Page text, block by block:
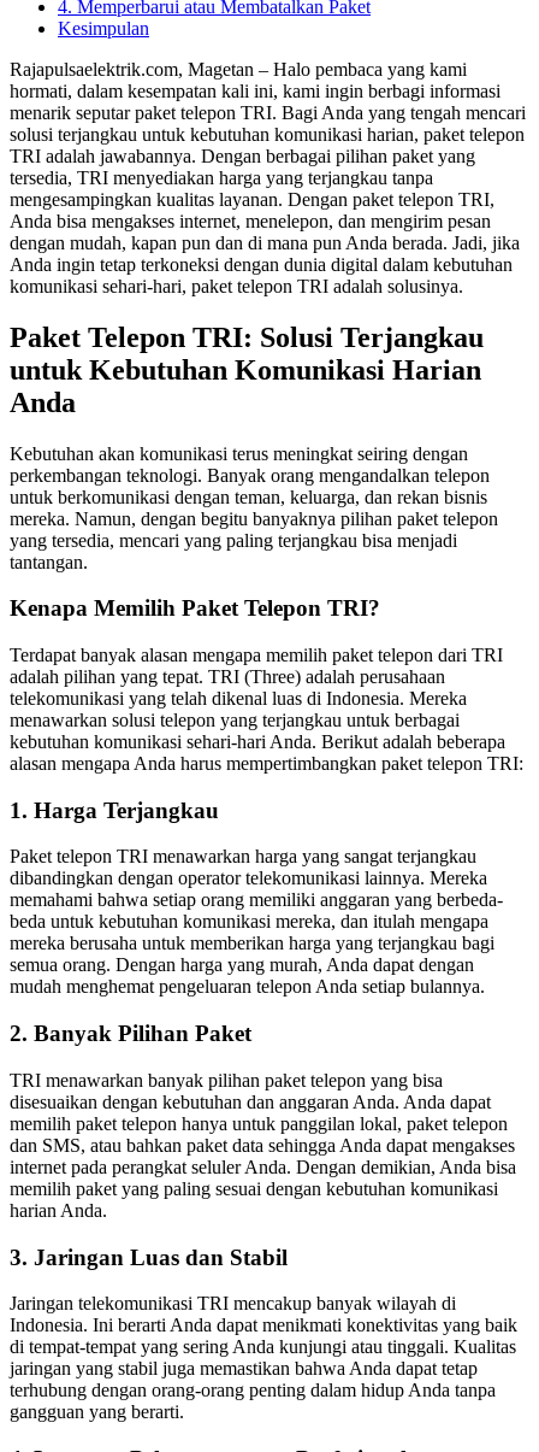
4. Memperbarui atau Membatalkan Paket
Kesimpulan
Rajapulsaelektrik.com, Magetan – Halo pembaca yang kami
hormati, dalam kesempatan kali ini, kami ingin berbagi informasi
menarik seputar paket telepon TRI. Bagi Anda yang tengah mencari
solusi terjangkau untuk kebutuhan komunikasi harian, paket telepon
TRI adalah jawabannya. Dengan berbagai pilihan paket yang
tersedia, TRI menyediakan harga yang terjangkau tanpa
mengesampingkan kualitas layanan. Dengan paket telepon TRI,
Anda bisa mengakses internet, menelepon, dan mengirim pesan
dengan mudah, kapan pun dan di mana pun Anda berada. Jadi, jika
Anda ingin tetap terkoneksi dengan dunia digital dalam kebutuhan
komunikasi sehari-hari, paket telepon TRI adalah solusinya.
Paket Telepon TRI: Solusi Terjangkau
untuk Kebutuhan Komunikasi Harian
Anda
Kebutuhan akan komunikasi terus meningkat seiring dengan
perkembangan teknologi. Banyak orang mengandalkan telepon
untuk berkomunikasi dengan teman, keluarga, dan rekan bisnis
mereka. Namun, dengan begitu banyaknya pilihan paket telepon
yang tersedia, mencari yang paling terjangkau bisa menjadi
tantangan.
Kenapa Memilih Paket Telepon TRI?
Terdapat banyak alasan mengapa memilih paket telepon dari TRI
adalah pilihan yang tepat. TRI (Three) adalah perusahaan
telekomunikasi yang telah dikenal luas di Indonesia. Mereka
menawarkan solusi telepon yang terjangkau untuk berbagai
kebutuhan komunikasi sehari-hari Anda. Berikut adalah beberapa
alasan mengapa Anda harus mempertimbangkan paket telepon TRI:
1. Harga Terjangkau
Paket telepon TRI menawarkan harga yang sangat terjangkau
dibandingkan dengan operator telekomunikasi lainnya. Mereka
memahami bahwa setiap orang memiliki anggaran yang berbeda-
beda untuk kebutuhan komunikasi mereka, dan itulah mengapa
mereka berusaha untuk memberikan harga yang terjangkau bagi
semua orang. Dengan harga yang murah, Anda dapat dengan
mudah menghemat pengeluaran telepon Anda setiap bulannya.
2. Banyak Pilihan Paket
TRI menawarkan banyak pilihan paket telepon yang bisa
disesuaikan dengan kebutuhan dan anggaran Anda. Anda dapat
memilih paket telepon hanya untuk panggilan lokal, paket telepon
dan SMS, atau bahkan paket data sehingga Anda dapat mengakses
internet pada perangkat seluler Anda. Dengan demikian, Anda bisa
memilih paket yang paling sesuai dengan kebutuhan komunikasi
harian Anda.
3. Jaringan Luas dan Stabil
Jaringan telekomunikasi TRI mencakup banyak wilayah di
Indonesia. Ini berarti Anda dapat menikmati konektivitas yang baik
di tempat-tempat yang sering Anda kunjungi atau tinggali. Kualitas
jaringan yang stabil juga memastikan bahwa Anda dapat tetap
terhubung dengan orang-orang penting dalam hidup Anda tanpa
gangguan yang berarti.